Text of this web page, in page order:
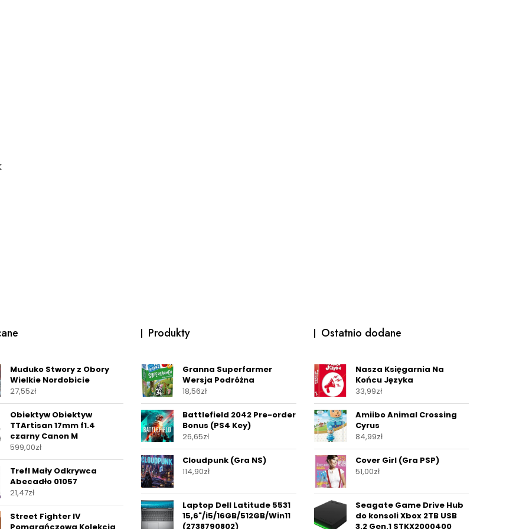
Muduko Stwory z Obory
Wielkie Nordobicie
27,55zł
Obiektyw Obiektyw
TTArtisan 17mm f1.4
czarny Canon M
599,00zł
Trefl Mały Odkrywca
Abecadło 01057
21,47zł
Street Fighter IV
Produkty
Granna Superfarmer
Wersja Podróżna
18,56zł
Battlefield 2042 Pre-order
Bonus (PS4 Key)
26,65zł
Cloudpunk (Gra NS)
114,90zł
Laptop Dell Latitude 5531
15,6"/i5/16GB/512GB/Win11
(2738790802)
Ostatnio dodane
Nasza Księgarnia Na
Końcu Języka
33,99zł
Amiibo Animal Crossing
Cyrus
84,99zł
Cover Girl (Gra PSP)
51,00zł
Seagate Game Drive Hub
do konsoli Xbox 2TB USB
3.2 Gen.1 STKX2000400